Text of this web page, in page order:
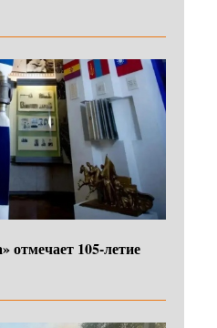
отмечает 105-летие